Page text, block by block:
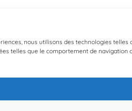
nous utilisons des technologies
telles que le comportement de